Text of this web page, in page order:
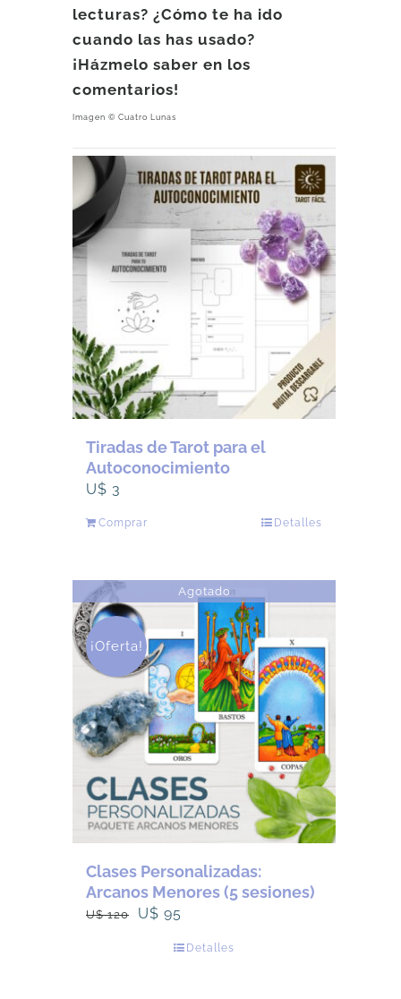
lecturas? ¿Cómo te ha ido
cuando las has usado?
¡Házmelo saber en los
comentarios!
Imagen © Cuatro Lunas
Tiradas de Tarot para el
Autoconocimiento
U$ 3
Comprar Detalles
Agotado
¡Oferta!
Clases Personalizadas:
Arcanos Menores (5 sesiones)
U$120
El
U$95
Detalles